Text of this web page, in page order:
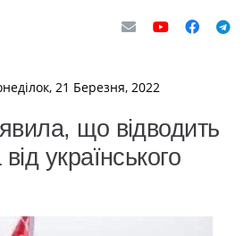
21 Березня, 2022
що відводить
українського